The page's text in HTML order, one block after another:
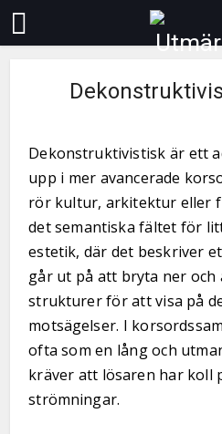
Dekonstruktivistisk är ett
upp i mer avancerade
rör kultur, arkitektur eller
det semantiska fältet för
estetik, där det beskriver
går ut på att bryta ner och
strukturer för att visa på
motsägelser. I
ofta som en lång och
kräver att lösaren har koll
strömningar.